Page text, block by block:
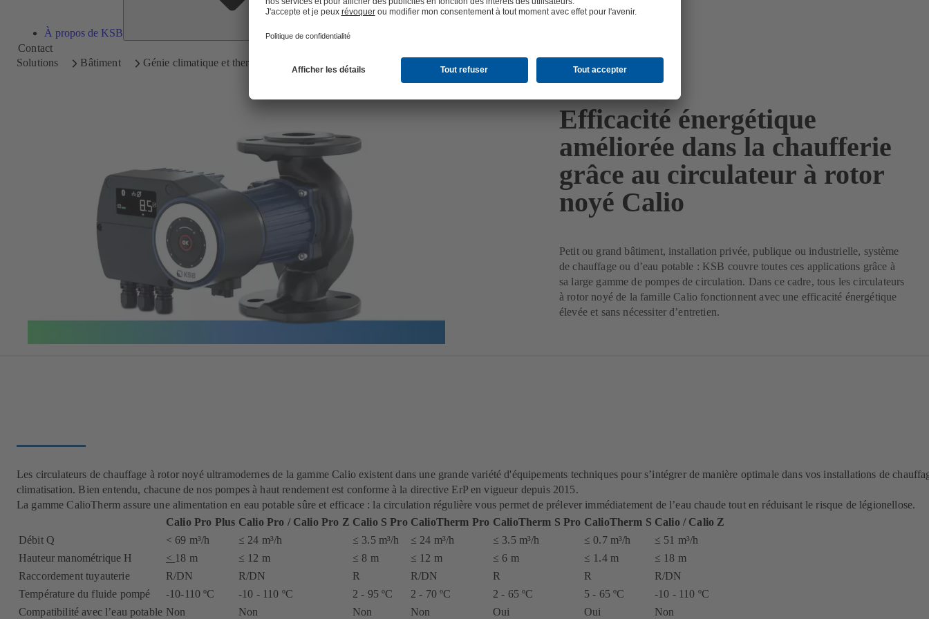
À propos de KSB
Contact
Solutions
Bâtiment Génie climatique et thermique Circulateurs à rotor noyé à haute efficacité énergétique et sans entretien
Efficacité énergétique
améliorée dans la chaufferie
grâce au circulateur à rotor
noyé Calio
Petit ou grand bâtiment, installation privée, publique ou industrielle, système
de chauffage ou d’eau potable : KSB couvre toutes ces applications grâce à
sa large gamme de pompes de circulation. Dans ce cadre, tous les circulateurs
à rotor noyé de la famille Calio fonctionnent avec une efficacité énergétique
élevée et sans nécessiter d’entretien.
Les circulateurs de chauffage à rotor noyé ultramodernes de la gamme Calio existent dans une grande variété d'équipements techniques pour s’intégrer de manière optimale dans vos installations de
climatisation. Bien entendu, chacune de nos pompes à haut rendement est conforme à la directive ErP en vigueur depuis 2015.
La gamme CalioTherm assure une alimentation en eau potable sûre et efficace : la circulation régulière vous permet de prélever immédiatement de l’eau chaude tout en réduisant le risque de légionellose.
Calio Pro Plus Calio Pro / Calio Pro Z Calio S Pro CalioTherm Pro CalioTherm S Pro CalioTherm S Calio/ Calio Z
Débit Q
< 69 m³/h ≤ 24 m³/h ≤ 3.5 m³/h ≤ 24 m³/h ≤ 3.5 m³/h ≤ 0.7 m³/h
≤ 51 m³/h
Hauteur manométrique H
< 18 m ≤ 12 m ≤ 8 m ≤ 12 m ≤ 6 m ≤ 1.4 m
≤ 18 m
Raccordement tuyauterie
R/DN R/DN R R/DN R R
R/DN
Température du fluide pompé
-10-110 ºC -10 - 110 ºC 2 - 95 ºC 2 - 70 ºC 2 - 65 ºC 5 - 65 ºC
-10 - 110 ºC
Compatibilité avec l’eau potable Non Non Non Non Oui Oui Non